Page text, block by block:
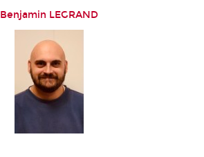
Benjamin LEGRAND